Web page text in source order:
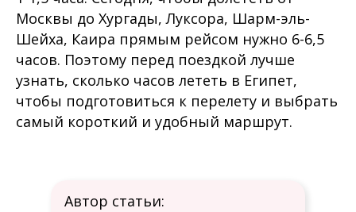
Москвы до Хургады, Луксора, Шарм-эль-
Шейха, Каира прямым рейсом нужно 6-6,5
часов. Поэтому перед поездкой лучше
узнать, сколько часов лететь в Египет,
чтобы подготовиться к перелету и выбрать
самый короткий и удобный маршрут.
Автор статьи: